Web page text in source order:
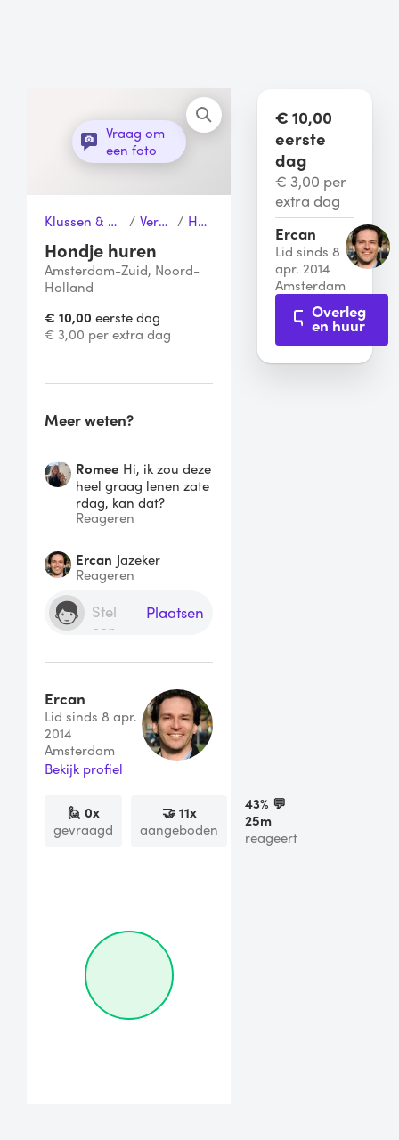
Vraag om
een foto
Klussen & Gereedschap / Verhuizen / Hondje
Hondje huren
Amsterdam-Zuid, Noord-
Holland
€ 10,00 eerste dag
€ 3,00 per extra dag
Meer weten?
Romee Hi, ik zou deze
heel graag lenen zate
rdag, kan dat?
Reageren
Ercan Jazeker
Reageren
Plaatsen
Ercan
Lid sinds 8 apr.
2014
Amsterdam
Bekijk profiel
🙋 0x
gevraagd
🤝11x
aangeboden
43% 💬
25m
reageert
€ 10,00
eerste
dag
€ 3,00 per
extra dag
Ercan
Lid sinds 8
apr. 2014
Amsterdam
Overleg
en huur